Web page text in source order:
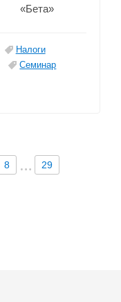
«Бета»
Налоги
Семинар
8 29